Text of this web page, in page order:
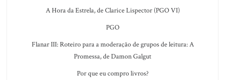
A Hora da Estrela, de Clarice Lispector (PGO VI)
PGO
Flanar III: Roteiro para a moderação de grupos de leitura: A
Promessa, de Damon Galgut
Por que eu compro livros?